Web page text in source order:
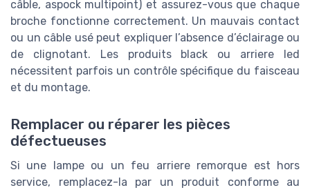
câble, aspock multipoint) et assurez-vous que chaque
broche fonctionne correctement. Un mauvais contact
ou un câble usé peut expliquer l’absence d’éclairage ou
de clignotant. Les produits black ou arriere led
nécessitent parfois un contrôle spécifique du faisceau
et du montage.
Remplacer ou réparer les pièces
défectueuses
Si une lampe ou un feu arriere remorque est hors
service, remplacez-la par un produit conforme au